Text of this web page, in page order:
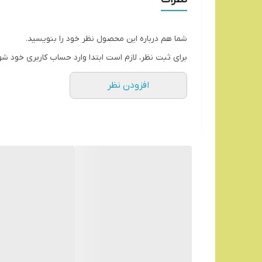
شما هم درباره این محصول نظر خود را بنویسید.
برای ثبت نظر، لازم است ابتدا وارد حساب کاربری خود
افزودن نظر